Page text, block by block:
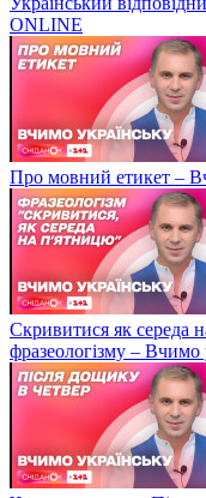
ONLINE
Про мовний етикет –
Скривитися як середа
фразеологізму – Вчимо